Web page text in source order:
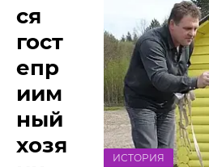
ся
гост
епр
иим
ный
хозя
ИСТОРИЯ